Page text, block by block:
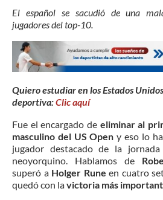
El español se sacudió de una
jugadores del top-10.
Quiero estudiar en los Estados
deportiva:Clic aquí
Fue el encargado de eliminar al
masculino del US Open y eso lo
jugador destacado de la
neoyorquino. Hablamos de
superó a Holger Rune en cuatro
quedó con lavictoria más